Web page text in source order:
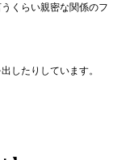
くらい親密な関係のフ
したりしています。